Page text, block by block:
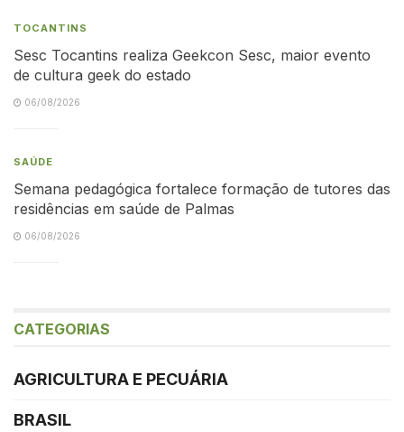
TOCANTINS
Sesc Tocantins realiza Geekcon Sesc, maior evento
de cultura geek do estado
06/08/2026
SAÚDE
Semana pedagógica fortalece formação de tutores das
residências em saúde de Palmas
06/08/2026
CATEGORIAS
AGRICULTURA E PECUÁRIA
BRASIL